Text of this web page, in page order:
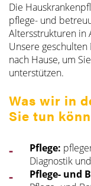
Die
pflege- und
Altersstrukturen in
Unsere
nach Hause, um
unterstützen.
Was wir in
Sie tun
Pflege:
Diagnostik
Pflege- und